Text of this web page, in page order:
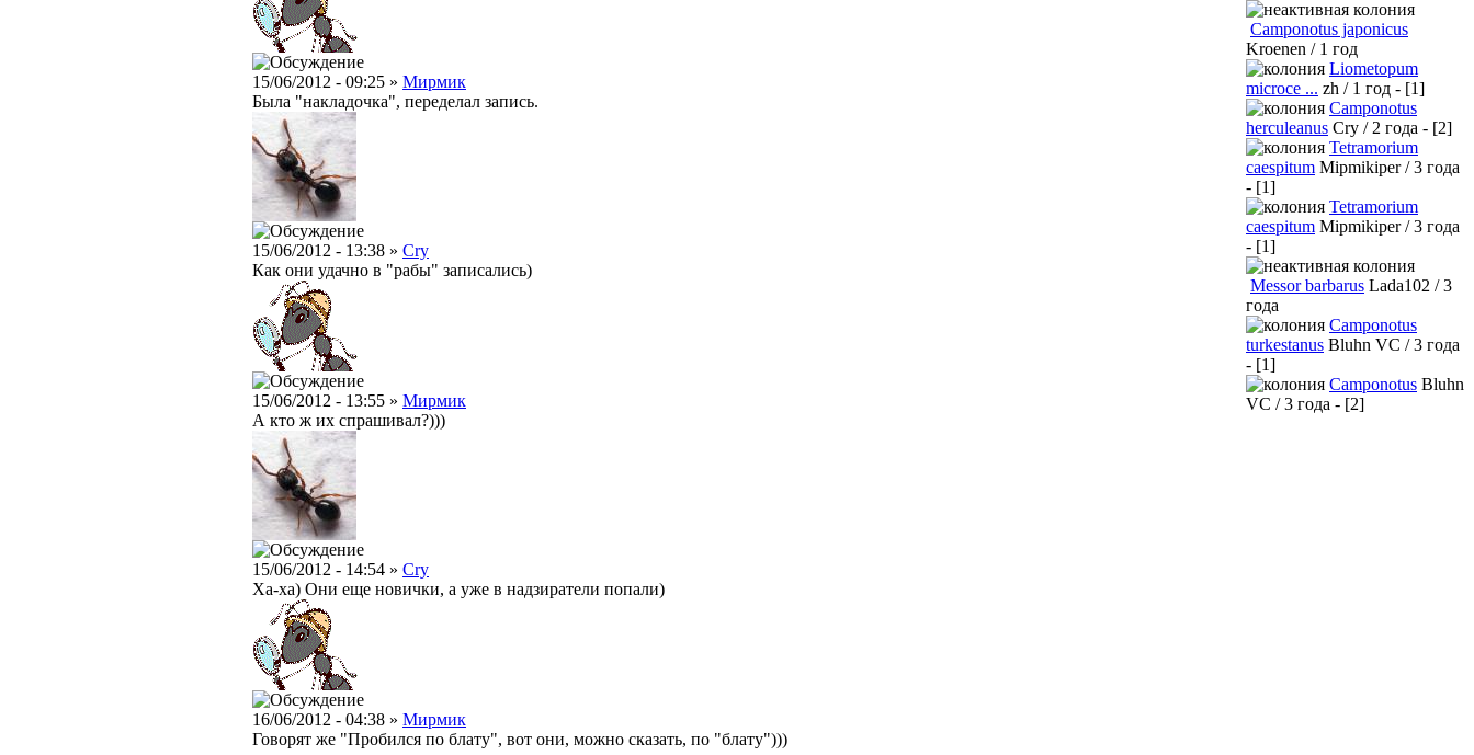
15/06/2012 - 09:25 » Мирмик
Была "накладочка", переделал запись.
15/06/2012 - 13:38 » Cry
Как они удачно в "рабы" записались)
15/06/2012 - 13:55 » Мирмик
А кто ж их спрашивал?)))
15/06/2012 - 14:54 » Cry
Ха-ха) Они еще новички, а уже в надзиратели попали)
16/06/2012 - 04:38 » Мирмик
Говорят же "Пробился по блату", вот они, можно сказать, по "блату")))
Camponotus japonicus
Kroenen / 1 год
Liometopum
microce ... zh / 1 год - [1]
Camponotus
herculeanus Cry / 2 года - [2]
Tetramorium
caespitum Mipmikiper / 3 года
- [1]
Tetramorium
caespitum Mipmikiper / 3 года
- [1]
Messor barbarus Lada102 / 3
года
Camponotus
turkestanus Bluhn VC / 3 года
- [1]
Camponotus Bluhn
VC / 3 года - [2]